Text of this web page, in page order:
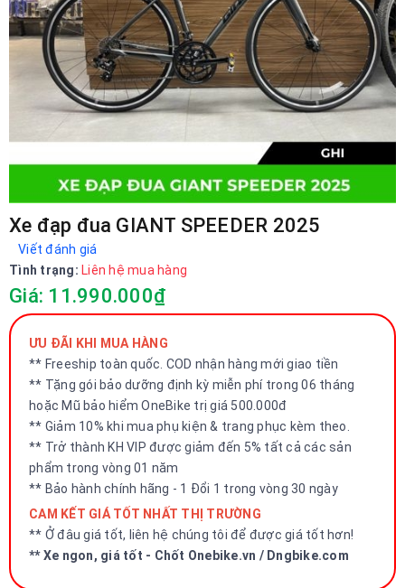
Xe đạp đua GIANT SPEEDER 2025
Viết đánh giá
Tình trạng: Liên hệ mua hàng
Giá: 11.990.000₫
ƯU ĐÃI KHI MUA HÀNG
** Freeship toàn quốc. COD nhận hàng mới giao tiền
** Tặng gói bảo dưỡng định kỳ miễn phí trong 06 tháng
hoặc Mũ bảo hiểm OneBike trị giá 500.000đ
** Giảm 10% khi mua phụ kiện & trang phục kèm theo.
** Trở thành KH VIP được giảm đến 5% tất cả các sản
phẩm trong vòng 01 năm
** Bảo hành chính hãng - 1 Đổi 1 trong vòng 30 ngày
CAM KẾT GIÁ TỐT NHẤT THỊ TRƯỜNG
** Ở đâu giá tốt, liên hệ chúng tôi để được giá tốt hơn!
** Xe ngon, giá tốt - Chốt Onebike.vn / Dngbike.com